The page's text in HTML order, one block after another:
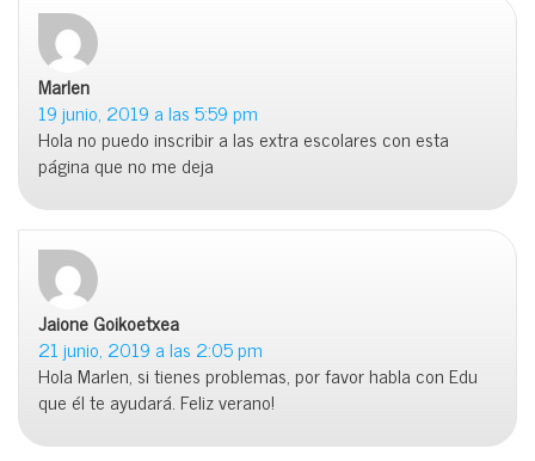
Marlen
19 junio, 2019 a las 5:59 pm
Hola no puedo inscribir a las extra escolares con esta
página que no me deja
Jaione Goikoetxea
21 junio, 2019 a las 2:05 pm
Hola Marlen, si tienes problemas, por favor habla con Edu
que él te ayudará. Feliz verano!